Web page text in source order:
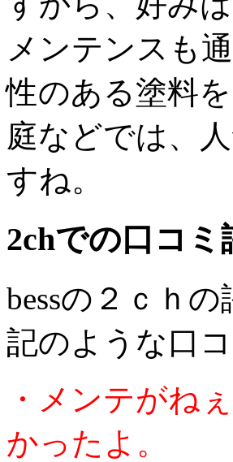
メンテンスも
性のある塗料
庭などでは、
すね。
2chでの口コミ
bessの２ｃｈ
記のような口
・メンテがね
かったよ。